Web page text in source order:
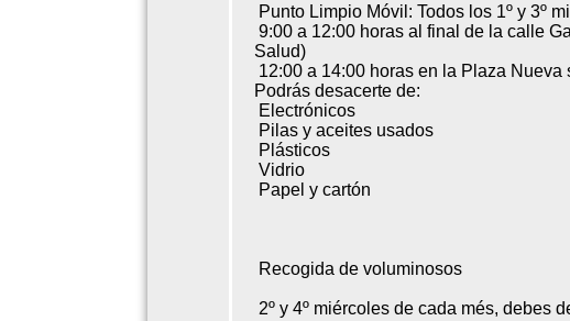
Punto Limpio Móvil: Todos los 1º y 3º
9:00 a 12:00 horas al final de la calle
Salud)
12:00 a 14:00 horas en la Plaza Nueva
Podrás desacerte de:
Electrónicos
Pilas y aceites usados
Plásticos
Vidrio
Papel y cartón
Recogida de voluminosos
2º y 4º miércoles de cada més, debes